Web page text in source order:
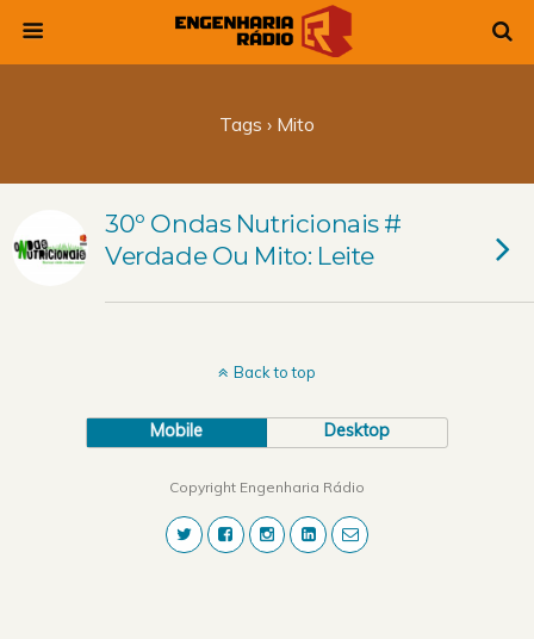
Tags › Mito
30º Ondas Nutricionais #
Verdade Ou Mito: Leite
Back to top
Mobile Desktop
Copyright Engenharia Rádio